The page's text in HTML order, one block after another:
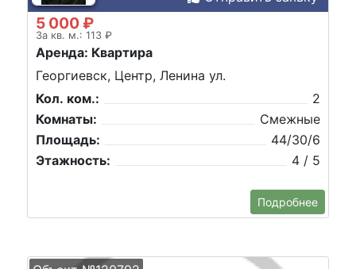
5 000 ₽
За кв. м.: 113 ₽
Аренда: Квартира
Георгиевск, Центр, Ленина ул.
Кол. ком.:
2
Комнаты:
Смежные
Площадь:
44/30/6
Этажность:
4 / 5
Подробнее